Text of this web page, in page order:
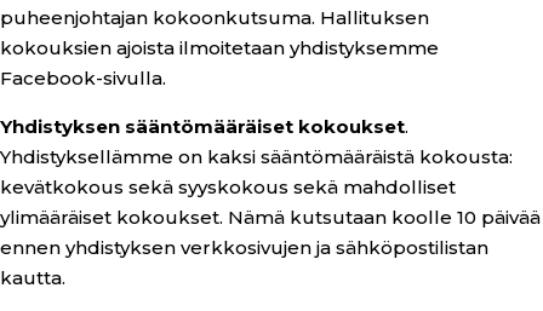
puheenjohtajan kokoonkutsuma. Hallituksen
kokouksien ajoista ilmoitetaan yhdistyksemme
Facebook-sivulla.
Yhdistyksen sääntömääräiset kokoukset.
Yhdistyksellämme on kaksi sääntömääräistä kokousta:
kevätkokous sekä syyskokous sekä mahdolliset
ylimääräiset kokoukset. Nämä kutsutaan koolle 10 päivää
ennen yhdistyksen verkkosivujen ja sähköpostilistan
kautta.